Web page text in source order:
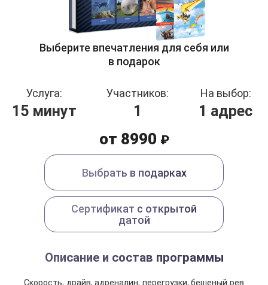
Выберите впечатления для себя или
в подарок
Услуга:
15 минут
Участников:
1
На выбор:
1 адрес
от 8990 ₽
Выбрать в подарках
Сертификат с открытой
датой
Описание и состав программы
Скорость, драйв, адреналин, перегрузки, бешеный рев